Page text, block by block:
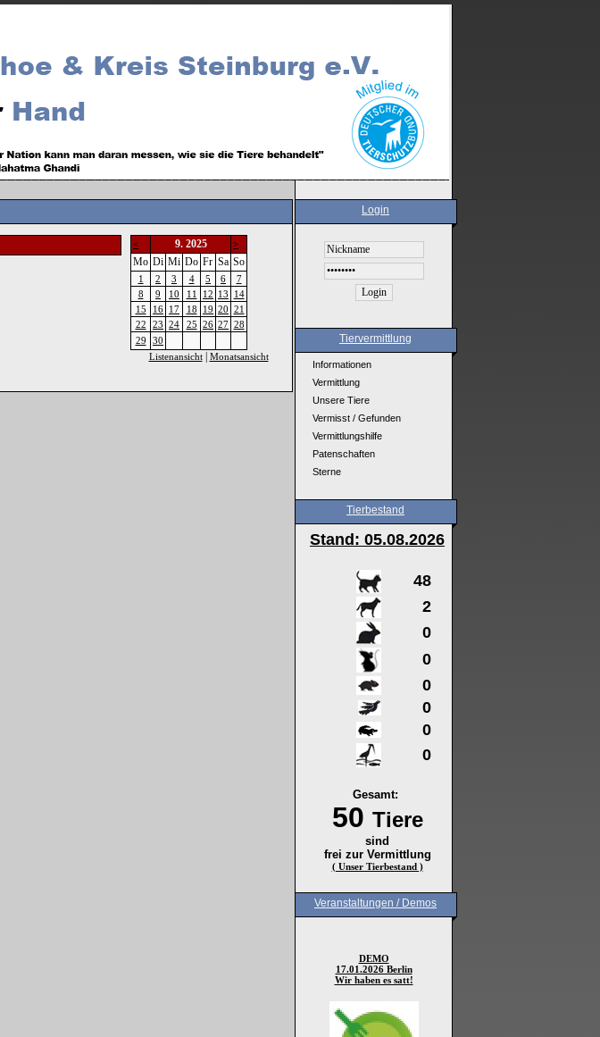
< 9. 2025 >
Mo Di Mi Do Fr Sa So
1 2 3 4 5 6
7
8
9 10 11 12 13
14
15
16 17 18 19 20 21
22
23 24 25 26 27 28
29
30
Listenansicht| Monatsansicht
Login
Tiervermittlung
Informationen
Vermittlung
Unsere Tiere
Vermisst / Gefunden
Vermittlungshilfe
Patenschaften
Sterne
Tierbestand
Stand: 05.08.2026
48
2
0
0
0
0
0
0
Gesamt:
50 Tiere
sind
frei zur Vermittlung
( Unser Tierbestand )
Veranstaltungen / Demos
DEMO
17.01.2026 Berlin
Wir haben es satt!